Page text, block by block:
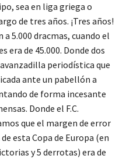
sea en liga griega o
de tres años. ¡Tres años!
5.000 dracmas, cuando el
era de 45.000. Donde dos
periodística que
ante un pabellón a
de forma incesante
Donde el F.C.
que el margen de error
esta Copa de Europa (en
y 5 derrotas) era de